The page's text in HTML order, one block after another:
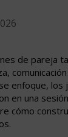
de pareja
enfoque, los
en una
cómo